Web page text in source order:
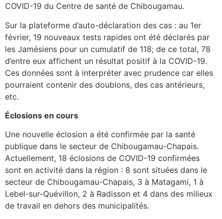
COVID-19 du Centre de santé de Chibougamau.
Sur la plateforme d’auto-déclaration des cas : au 1er
février, 19 nouveaux tests rapides ont été déclarés par
les Jamésiens pour un cumulatif de 118; de ce total, 78
d’entre eux affichent un résultat positif à la COVID-19.
Ces données sont à interpréter avec prudence car elles
pourraient contenir des doublons, des cas antérieurs,
etc.
Éclosions en cours
Une nouvelle éclosion a été confirmée par la santé
publique dans le secteur de Chibougamau-Chapais.
Actuellement, 18 éclosions de COVID-19 confirmées
sont en activité dans la région : 8 sont situées dans le
secteur de Chibougamau-Chapais, 3 à Matagami, 1 à
Lebel-sur-Quévillon, 2 à Radisson et 4 dans des milieux
de travail en dehors des municipalités.